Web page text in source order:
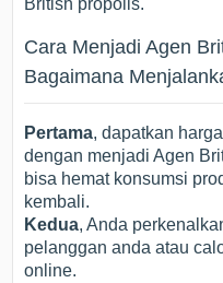
British propolis.
Cara Menjadi Agen
Bagaimana
Pertama, dapatkan
dengan menjadi Agen
bisa hemat konsumsi
kembali.
Kedua, Anda
pelanggan anda atau
online.